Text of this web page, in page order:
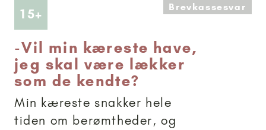
15+ Artikler anbefalet til 15+Brevkassesvar
-Vil min kæreste have,
jeg skal være lækker
som de kendte?
Min kæreste snakker hele
tiden om berømtheder, og